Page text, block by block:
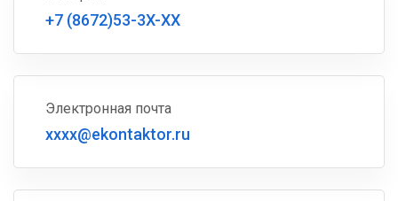
+7 (8672)53-3X-XX
Электронная почта
xxxx@ekontaktor.ru